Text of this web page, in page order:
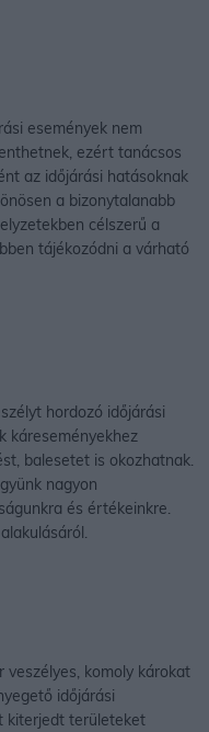
események nem
ezért tanácsos
az időjárási hatásoknak
a bizonytalanabb
célszerű a
tájékozódni a várható
hordozó időjárási
káreseményekhez
balesetet is okozhatnak.
nagyon
és értékeinkre.
veszélyes, komoly károkat
időjárási
kiterjedt területeket